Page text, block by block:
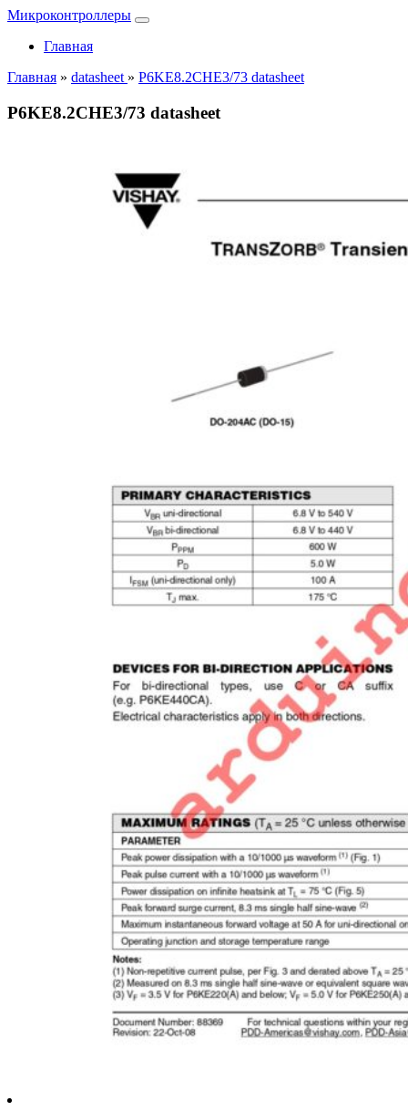
Микроконтроллеры
Главная
Главная » datasheet » P6KE8.2CHE3/73 datasheet
P6KE8.2CHE3/73 datasheet